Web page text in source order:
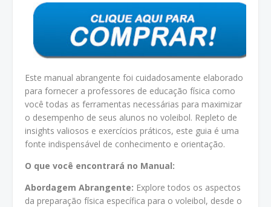
Este manual abrangente foi cuidadosamente elaborado
para fornecer a professores de educação física como
você todas as ferramentas necessárias para maximizar
o desempenho de seus alunos no voleibol. Repleto de
insights valiosos e exercícios práticos, este guia é uma
fonte indispensável de conhecimento e orientação.
O que você encontrará no Manual:
Abordagem Abrangente: Explore todos os aspectos
da preparação física específica para o voleibol, desde o